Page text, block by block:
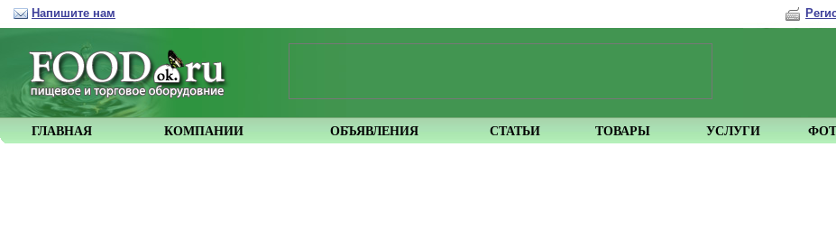
ГЛАВНАЯ КОМПАНИИ ОБЪЯВЛЕНИЯ СТАТЬИ ТОВАРЫ УСЛУГИ
Напишите нам